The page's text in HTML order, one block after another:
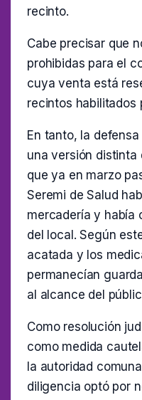
recinto.
Cabe precisar que
prohibidas para el
cuya venta está
recintos habilitados
En tanto, la
una versión distinta
que ya en marzo
Seremi de Salud
mercadería y había
del local. Según
acatada y los
permanecían
al alcance del
Como resolución
como medida
la autoridad
diligencia optó por